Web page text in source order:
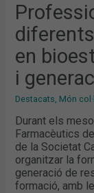
en
i
Destacats, Món
Durant els
Farmacèutics
de la Societat
organitzar la
generació de
formació, amb